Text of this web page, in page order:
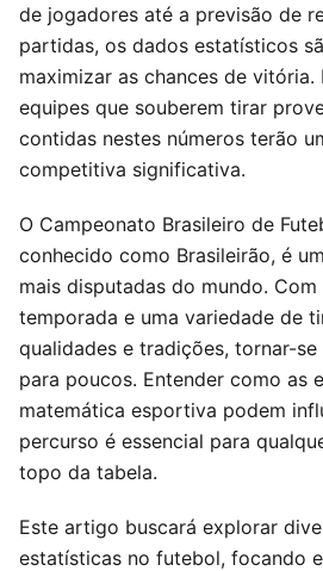
de jogadores até a previsão de
partidas, os dados estatísticos
maximizar as chances de
equipes que souberem tirar
contidas nestes números terão
competitiva significativa.
O Campeonato Brasileiro de
conhecido como Brasileirão, é
mais disputadas do mundo. Com
temporada e uma variedade de
qualidades e tradições, tornar-
para poucos. Entender como as
matemática esportiva podem
percurso é essencial para
topo da tabela.
Este artigo buscará explorar
estatísticas no futebol, focando